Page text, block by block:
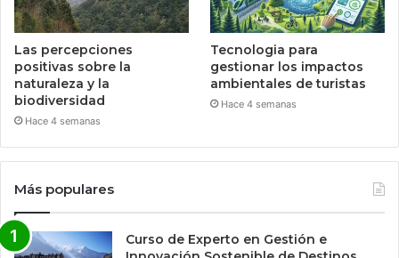
Las percepciones
positivas sobre la
naturaleza y la
biodiversidad
Hace 4 semanas
Tecnologia para
gestionar los impactos
ambientales de turistas
Hace 4 semanas
Más populares
Curso de Experto en Gestión e